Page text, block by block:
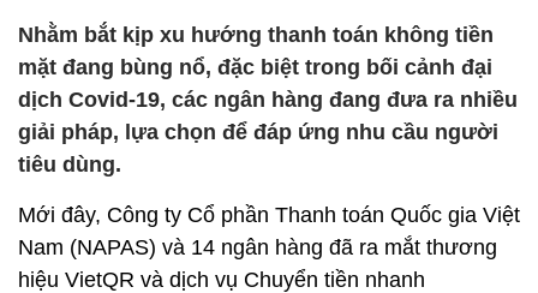
Nhằm bắt kịp xu hướng thanh toán không tiền
mặt đang bùng nổ, đặc biệt trong bối cảnh đại
dịch Covid-19, các ngân hàng đang đưa ra nhiều
giải pháp, lựa chọn để đáp ứng nhu cầu người
tiêu dùng.
Mới đây, Công ty Cổ phần Thanh toán Quốc gia Việt
Nam (NAPAS) và 14 ngân hàng đã ra mắt thương
hiệu VietQR và dịch vụ Chuyển tiền nhanh